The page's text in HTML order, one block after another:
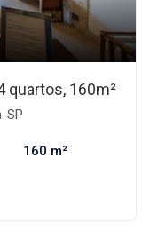
quartos, 160m²
SP
160 m²